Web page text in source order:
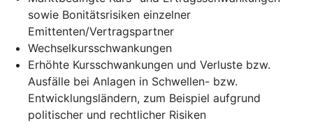
sowie Bonitätsrisiken einzelner
Emittenten/Vertragspartner
Wechselkursschwankungen
Erhöhte Kursschwankungen und Verluste bzw.
Ausfälle bei Anlagen in Schwellen- bzw.
Entwicklungsländern, zum Beispiel aufgrund
politischer und rechtlicher Risiken